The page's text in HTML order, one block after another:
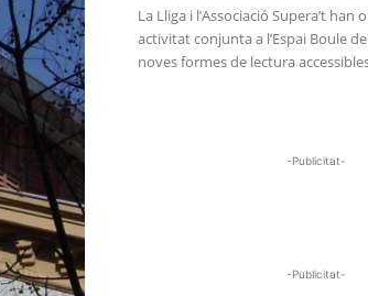
La Lliga i l’Associació Supera’t han
activitat conjunta a l’Espai Boule
noves formes de lectura
-Publicitat-
-Publicitat-